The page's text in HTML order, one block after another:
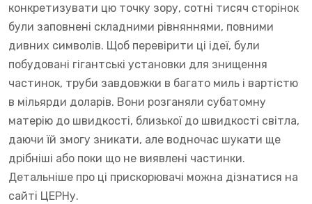
конкретизувати цю точку зору, сотні тисяч сторінок
були заповнені складними рівняннями, повними
дивних символів. Щоб перевірити ці ідеї, були
побудовані гігантські установки для знищення
частинок, труби завдовжки в багато миль і вартістю
в мільярди доларів. Вони розганяли субатомну
матерію до швидкості, близької до швидкості світла,
даючи їй змогу зникати, але водночас шукати ще
дрібніші або поки що не виявлені частинки.
Детальніше про ці прискорювачі можна дізнатися на
сайті ЦЕРНу.